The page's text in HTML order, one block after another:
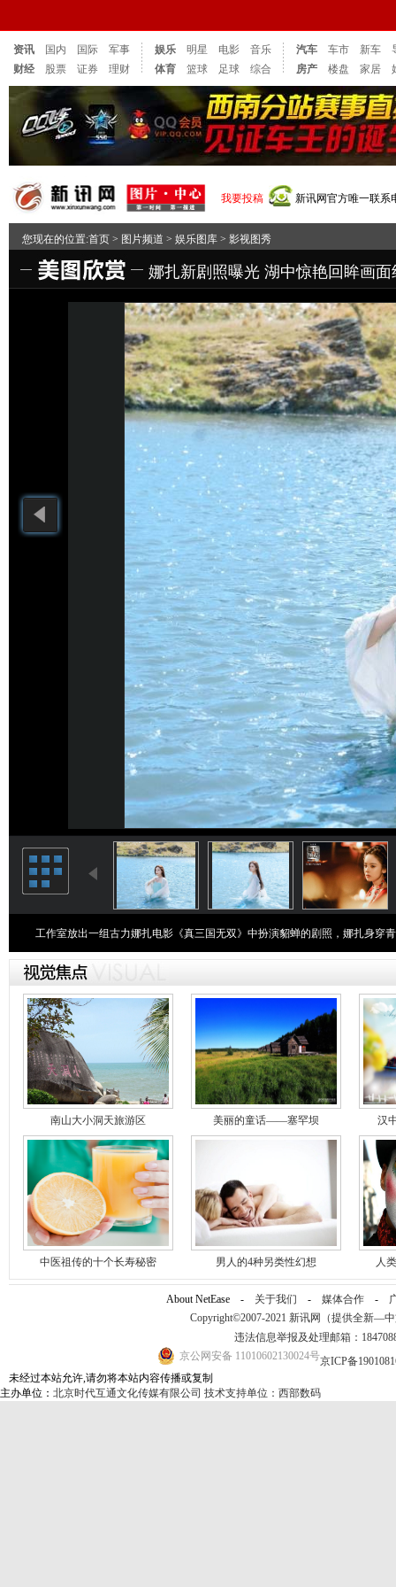
资讯 国内 国际
军事
财经
股票 证券 理财
娱乐 明星 电影
音乐
体育
篮球 足球 综合
汽车 车市 新车
房产
楼盘 家居
我要投稿 新讯网官方唯一联系
您现在的位置:首页 > 图片频道 > 娱乐图库 > 影视图秀
娜扎新剧照曝光 湖中惊艳回眸画面
工作室放出一组古力娜扎电影《真三国无双》中扮演貂蝉的剧照，娜扎身穿
南山大小洞天旅游区 美丽的童话——塞罕坝 汉
中医祖传的十个长寿秘密 男人的4种另类性幻想 人
About NetEase - 关于我们 - 媒体合作 -
Copyright©2007-2021 新讯网（提供全新—中
违法信息举报及处理邮箱：
京公网安备 11010602130024号京ICP备
未经过本站允许,请勿将本站内容传播或复制
主办单位： 北京时代互通文化传媒有限公司 技术支持单位：西部数码